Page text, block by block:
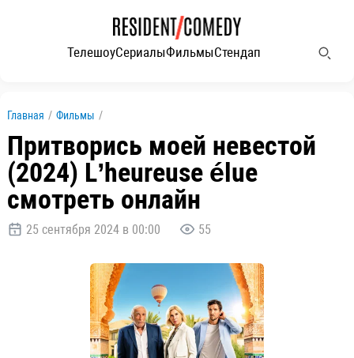
ТелешоуСериалыФильмыСтендап
Главная / Фильмы /
Притворись моей невестой
(2024) L’heureuse élue
смотреть онлайн
25 сентября 2024 в 00:00 55